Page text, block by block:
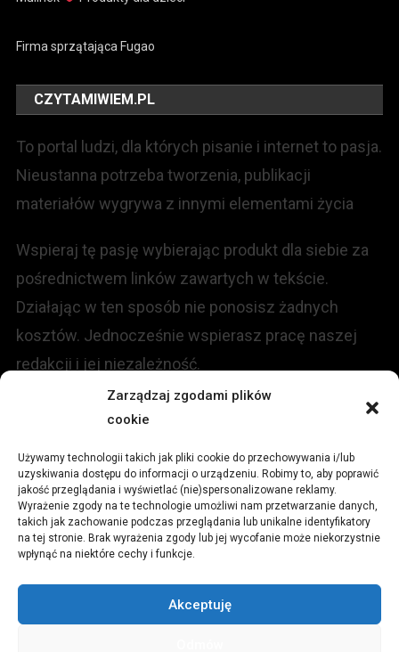
Zarządzaj zgodami plików
cookie
Używamy technologii takich jak pliki cookie do przechowywania i/lub
uzyskiwania dostępu do informacji o urządzeniu. Robimy to, aby poprawić
jakość przeglądania i wyświetlać (nie)spersonalizowane reklamy.
Wyrażenie zgody na te technologie umożliwi nam przetwarzanie danych,
takich jak zachowanie podczas przeglądania lub unikalne identyfikatory
na tej stronie. Brak wyrażenia zgody lub jej wycofanie może niekorzystnie
wpłynąć na niektóre cechy i funkcje.
Akceptuję
Firma sprzątająca Fugao
CZYTAMIWIEM.PL
To portal ludzi, dla których pisanie i internet to pasja.
Nieustanna potrzeba tworzenia, publikacji
materiałów wygrywa z innymi elementami życia
Wspieraj tę pasję wybierając produkt dla siebie za
pośrednictwem linków zawartych w tekście.
Działając w ten sposób nie ponosisz żadnych
kosztów. Jednocześnie wspierasz pracę naszej
redakcji i jej niezależność.
Redakcja portalu:
ul.Stara 13, 42-600 Tarnowskie Góry
TEL:+48 509 547 822
redakcja@czytamiwiem.pl